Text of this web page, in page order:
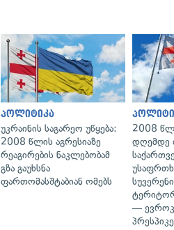
პოლიტიკა
უკრაინის საგარეო უწყება:
2008 წლის აგრესიაზე
რეაგირების ნაკლებობამ
გზა გაუხსნა
ფართომასშტაბიან ომებს
2008
დღემდე
—